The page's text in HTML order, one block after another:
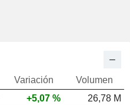
Variación
Volumen
+5,07 %
26,78 M